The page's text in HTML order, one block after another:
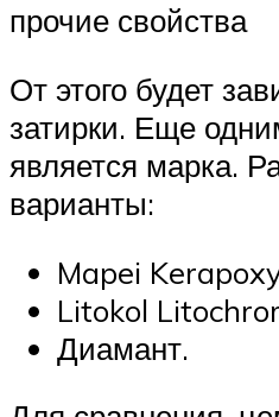
прочие свойства
От этого будет
затирки. Еще
является марка.
варианты:
Mapei
Litokol
Диамант.